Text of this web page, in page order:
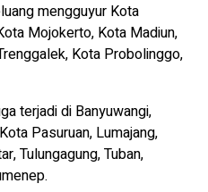
mengguyur Kota
Mojokerto, Kota Madiun,
Kota Probolinggo,
terjadi di Banyuwangi,
Pasuruan, Lumajang,
Tulungagung, Tuban,